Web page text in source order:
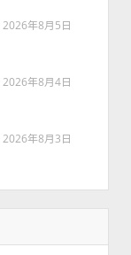
2026年8月5日
2026年8月4日
2026年8月3日